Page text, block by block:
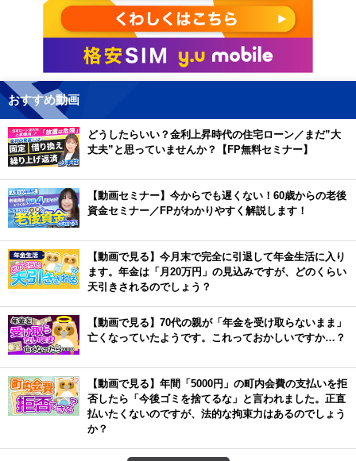
おすすめ動画
どうしたらいい？金利上昇時代の住宅ローン／まだ”大
丈夫”と思っていませんか？【FP無料セミナー】
【動画セミナー】今からでも遅くない！60歳からの老後
資金セミナー／FPがわかりやすく解説します！
【動画で見る】今月末で完全に引退して年金生活に入り
ます。年金は「月20万円」の見込みですが、どのくらい
天引きされるのでしょう？
【動画で見る】70代の親が「年金を受け取らないまま」
亡くなっていたようです。これっておかしいですか…？
【動画で見る】年間「5000円」の町内会費の支払いを拒
否したら「今後ゴミを捨てるな」と言われました。正直
払いたくないのですが、法的な拘束力はあるのでしょう
か？